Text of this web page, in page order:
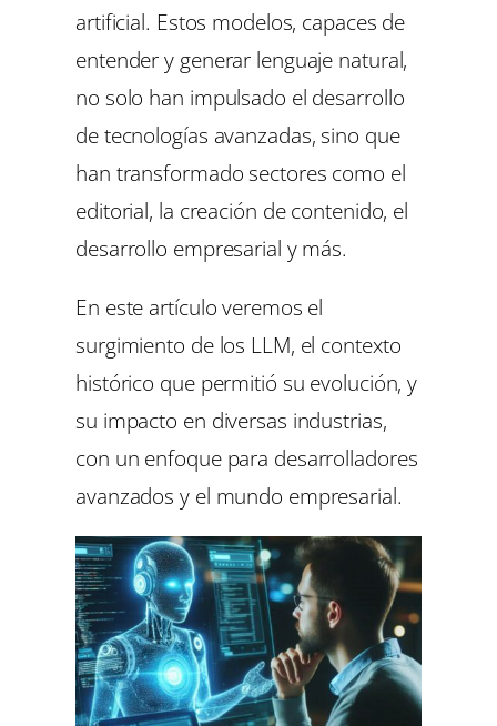
artificial. Estos modelos, capaces de
entender y generar lenguaje natural,
no solo han impulsado el desarrollo
de tecnologías avanzadas, sino que
han transformado sectores como el
editorial, la creación de contenido, el
desarrollo empresarial y más.
En este artículo veremos el
surgimiento de los LLM, el contexto
histórico que permitió su evolución, y
su impacto en diversas industrias,
con un enfoque para desarrolladores
avanzados y el mundo empresarial.